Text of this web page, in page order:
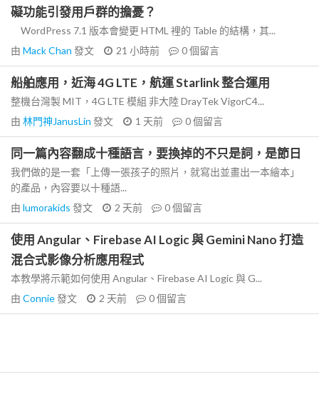
礙功能引發用戶群的擔憂？
WordPress 7.1 版本會變更 HTML 裡的 Table 的結構，其...
由 Mack Chan 發文 21 小時前 0個留言
船舶應用，近海 4G LTE，航運 Starlink 整合運用
整機台灣製 MIT，4G LTE 模組 非大陸 DrayTek VigorC4...
由 林門神JanusLin 發文 1 天前 0個留言
同一篇內容翻成十種語言，要換掉的不只是詞，是節日
我們做的是一套「上傳一張孩子的照片，就寫出並畫出一本繪本」
的產品，內容要以十種語...
由 lumorakids 發文 2 天前 0個留言
使用 Angular、Firebase AI Logic 與 Gemini Nano 打造
混合式影像分析應用程式
本教學將示範如何使用 Angular、Firebase AI Logic 與 G...
由 Connie發文 2 天前 0個留言